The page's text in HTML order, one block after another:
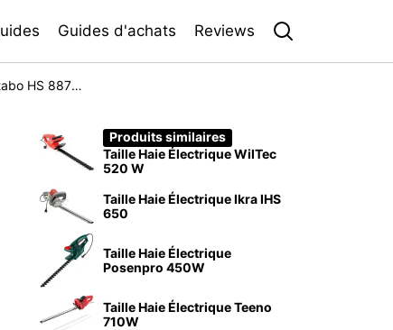
Guides d'achats Reviews
Taille Haies Électrique Metabo HS 8875 608875000
Produits similaires
Taille Haie Électrique WilTec
520 W
Taille Haie Électrique Ikra IHS
650
Taille Haie Électrique
Posenpro 450W
Taille Haie Électrique Teeno
710W